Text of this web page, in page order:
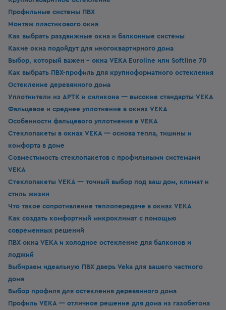
Профильные системы ПВХ
Монтаж пластикового окна
Как выбрать раздвижные окна и балконные системы
Какие окна подойдут для многоквартирного дома
Выбор, который важен - окна VEKA Euroline или Softline 70
Как выбрать ПВХ-профиль для крупноформатного остекления
Остекление деревянного дома
Уплотнители из APTK и силикона — высокие стандарты VEKA
Фальцевое и среднее уплотнение в окнах VEKA
Особенности фальцевого уплотнения в VEKA
Стеклопакеты в окнах VEKA — основа тепла, тишины и
комфорта в доме
Совместимость стеклопакетов с профильными системами
VEKA
Стеклопакеты VEKA — точный выбор под ваш дом, климат и
стиль жизни
Что такое сопротивление теплопередаче в окнах VEKA
Как создать комфортный микроклимат с помощью
современных решений
ПВХ окна VEKA и холодное остекление для балконов и
лоджий
Выбираем идеальную ПВХ дверь Veka для вашего частного
дома
Выбор профиля для остекления деревянного дома
Профиль VEKA — отличное решение для дома из газобетона